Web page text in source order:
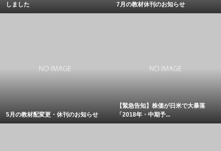
しました
7月の教材休刊のお知らせ
5月の教材配変更・休刊のお知らせ
【緊急告知】株価が日米で大暴落
「2018年・中期予...